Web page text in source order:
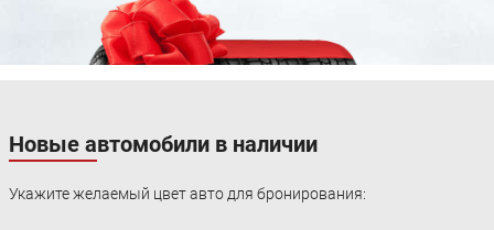
Механический детский замок
Автоматическое включение аварийной сигнализации
при экстренном торможении
Автоматическая блокировка дверных замков при
начале движения
Запираемый лючок бензобака
Новые автомобили в наличии
Укажите желаемый цвет авто для бронирования: